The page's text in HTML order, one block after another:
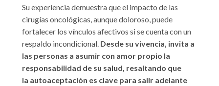
Su experiencia demuestra que el impacto de las
cirugías oncológicas, aunque doloroso, puede
fortalecer los vínculos afectivos si se cuenta con un
respaldo incondicional. Desde su vivencia, invita a
las personas a asumir con amor propio la
responsabilidad de su salud, resaltando que
la autoaceptación es clave para salir adelante